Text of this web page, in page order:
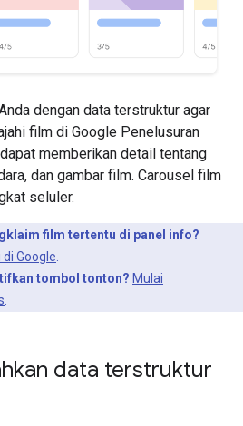
dengan data terstruktur agar
film di Google Penelusuran
memberikan detail tentang
dan gambar film. Carousel film
seluler.
film tertentu di panel info?
Google
tombol tonton? Mulai
data terstruktur